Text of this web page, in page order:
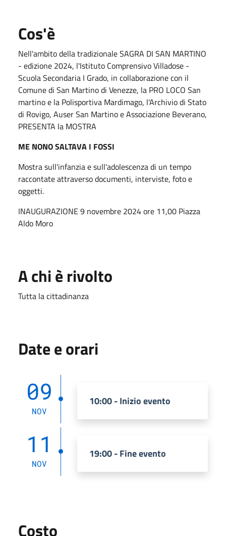
Cos'è
Nell'ambito della tradizionale SAGRA DI SAN MARTINO
- edizione 2024, l'Istituto Comprensivo Villadose -
Scuola Secondaria I Grado, in collaborazione con il
Comune di San Martino di Venezze, la PRO LOCO San
martino e la Polisportiva Mardimago, l'Archivio di Stato
di Rovigo, Auser San Martino e Associazione Beverano,
PRESENTA la MOSTRA
ME NONO SALTAVA I FOSSI
Mostra sull'infanzia e sull'adolescenza di un tempo
raccontate attraverso documenti, interviste, foto e
oggetti.
INAUGURAZIONE 9 novembre 2024 ore 11,00 Piazza
Aldo Moro
A chi è rivolto
Tutta la cittadinanza
Date e orari
09
NOV
10:00 - Inizio evento
11
NOV
19:00 - Fine evento
Costo